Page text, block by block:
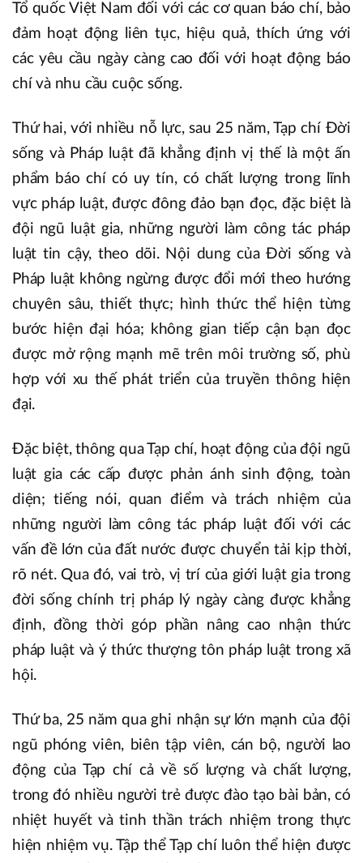
Tổ quốc Việt Nam đối với các cơ quan báo chí, bảo
đảm hoạt động liên tục, hiệu quả, thích ứng với
các yêu cầu ngày càng cao đối với hoạt động báo
chí và nhu cầu cuộc sống.
Thứ hai, với nhiều nỗ lực, sau 25 năm, Tạp chí Đời
sống và Pháp luật đã khẳng định vị thế là một ấn
phẩm báo chí có uy tín, có chất lượng trong lĩnh
vực pháp luật, được đông đảo bạn đọc, đặc biệt là
đội ngũ luật gia, những người làm công tác pháp
luật tin cậy, theo dõi. Nội dung của Đời sống và
Pháp luật không ngừng được đổi mới theo hướng
chuyên sâu, thiết thực; hình thức thể hiện từng
bước hiện đại hóa; không gian tiếp cận bạn đọc
được mở rộng mạnh mẽ trên môi trường số, phù
hợp với xu thế phát triển của truyền thông hiện
đại.
Đặc biệt, thông qua Tạp chí, hoạt động của đội ngũ
luật gia các cấp được phản ánh sinh động, toàn
diện; tiếng nói, quan điểm và trách nhiệm của
những người làm công tác pháp luật đối với các
vấn đề lớn của đất nước được chuyển tải kịp thời,
rõ nét. Qua đó, vai trò, vị trí của giới luật gia trong
đời sống chính trị pháp lý ngày càng được khẳng
định, đồng thời góp phần nâng cao nhận thức
pháp luật và ý thức thượng tôn pháp luật trong xã
hội.
Thứ ba, 25 năm qua ghi nhận sự lớn mạnh của đội
ngũ phóng viên, biên tập viên, cán bộ, người lao
động của Tạp chí cả về số lượng và chất lượng,
trong đó nhiều người trẻ được đào tạo bài bản, có
nhiệt huyết và tinh thần trách nhiệm trong thực
hiện nhiệm vụ. Tập thể Tạp chí luôn thể hiện được